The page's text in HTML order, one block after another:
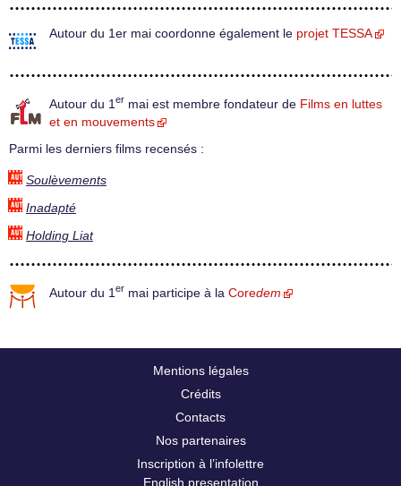
Autour du 1er mai coordonne également le projet TESSA
Autour du 1 er mai est membre fondateur de Films en luttes
et en mouvements
Parmi les derniers films recensés :
Soulèvements
Inadapté
Holding Liat
Autour du 1 er mai participe à la Coredem
Mentions légales
Crédits
Contacts
Nos partenaires
Inscription à l’infolettre
English presentation